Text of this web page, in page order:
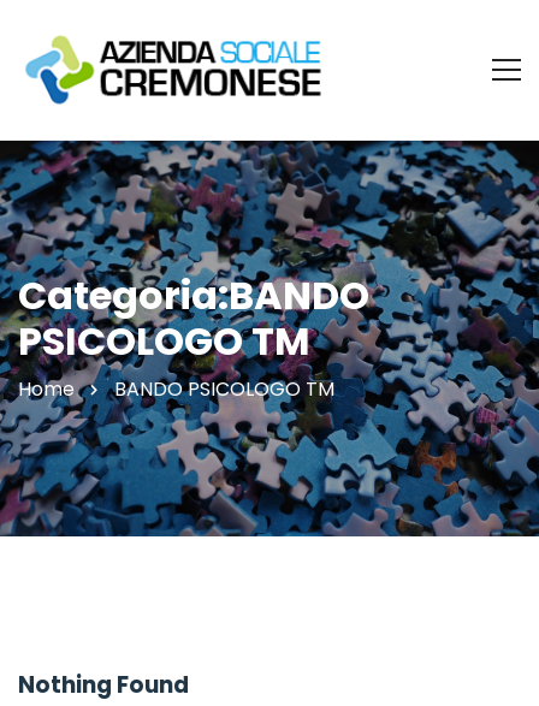
Categoria:BANDO
PSICOLOGO TM
Home BANDO PSICOLOGO TM
Nothing Found